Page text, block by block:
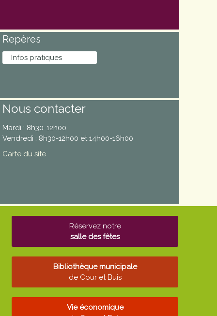
Repères
Infos pratiques
Nous contacter
Mardi : 8h30-12h00
Vendredi : 8h30-12h00 et 14h00-16h00
Carte du site
Réservez notre
salle des fêtes
Bibliothèque municipale
de Cour et Buis
Vie économique